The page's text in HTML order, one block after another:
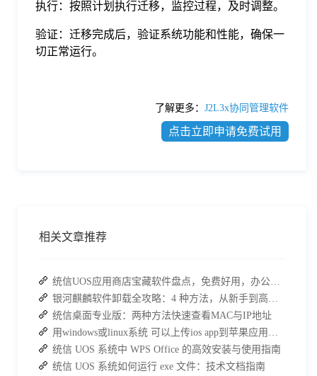
执行：按照计划执行迁移，监控过程，及时调整。
验证：迁移完成后，验证系统功能和性能，确保一
切正常运行。
了解更多： J2L3x协同管理软件
点击立即申请免费试用
相关文章推荐
统信UOS应用商店宝藏软件盘点，免费好用，办公效率直接拉满
银河麒麟软件卸载全攻略：4 种方法，从新手到高手一次搞定
统信桌面专业版：两种方法快速查看MAC与IP地址
用windows或linux系统 可以上传ios app到苹果应用商店吗?
统信 UOS 系统中 WPS Office 的高效安装与使用指南
统信 UOS 系统如何运行 exe 文件：技术文档指南